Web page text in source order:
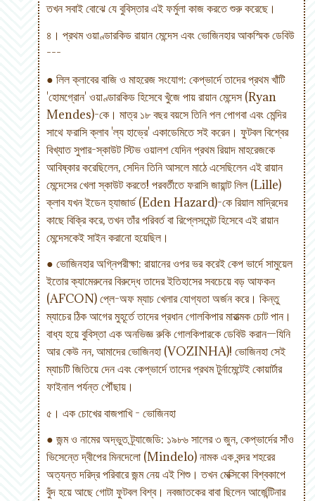
তখন সবাই বোঝে যে বুবিস্তার এই ফর্মুলা কাজ করতে শুরু করেছে।
৪। প্রথম ওয়াণ্ডারকিড রায়ান মেন্দেস এবং ভোজিনহার আকস্মিক ডেবিউ
---
● লিল ক্লাবের বাজি ও মাহরেজ সংযোগ: কেপ্ভার্দে তাদের প্রথম খাঁটি
'হোমগ্রোন' ওয়াণ্ডারকিড হিসেবে খুঁজে পায় রায়ান মেন্দেস (Ryan
Mendes)-কে। মাত্র ১৮ বছর বয়সে তিনি পল পোগবা এবং মেন্দির
সাথে ফরাসি ক্লাব 'ল্য হাভ্রে' একাডেমিতে সই করেন। ফুটবল বিশ্বের
বিখ্যাত সুপার-স্কাউট স্টিভ ওয়ালশ যেদিন প্রথম রিয়াদ মাহরেজকে
আবিষ্কার করেছিলেন, সেদিন তিনি আসলে মাঠে এসেছিলেন এই রায়ান
মেন্দেসের খেলা স্কাউট করতে! পরবর্তীতে ফরাসি জায়ান্ট লিল (Lille)
ক্লাব যখন ইডেন হ্যাজার্ড (Eden Hazard)-কে রিয়াল মাদ্রিদের
কাছে বিক্রি করে, তখন তাঁর পরিবর্ত বা রিপ্লেসমেন্ট হিসেবে এই রায়ান
মেন্দেসকেই সাইন করানো হয়েছিল।
● ভোজিনহার অগ্নিপরীক্ষা: রায়ানের ওপর ভর করেই কেপ ভার্দে সামুয়েল
ইতোর ক্যামেরুনের বিরুদ্ধে তাদের ইতিহাসের সবচেয়ে বড় আফকন
(AFCON) প্লে-অফ ম্যাচ খেলার যোগ্যতা অর্জন করে। কিন্তু
ম্যাচের ঠিক আগের মুহূর্তে তাদের প্রধান গোলকিপার মারাত্মক চোট পান।
বাধ্য হয়ে বুবিস্তা এক অনভিজ্ঞ রুকি গোলকিপারকে ডেবিউ করান—যিনি
আর কেউ নন, আমাদের ভোজিনহা (VOZINHA)! ভোজিনহা সেই
ম্যাচটি জিতিয়ে দেন এবং কেপ্ভার্দে তাদের প্রথম টুর্নামেন্টেই কোয়ার্টার
ফাইনাল পর্যন্ত পৌঁছায়।
৫। এক চোখের বাজপাখি - ভোজিনহা
● জন্ম ও নামের অদ্ভুত ট্র্যাজেডি: ১৯৮৬ সালের ৩ জুন, কেপ্ভার্দের সাঁও
ভিসেন্তে দ্বীপের মিনদেলো (Mindelo) নামক এক বন্দর শহরের
অত্যন্ত দরিদ্র পরিবারে জন্ম নেয় এই শিশু। তখন মেক্সিকো বিশ্বকাপে
বুঁদ হয়ে আছে গোটা ফুটবল বিশ্ব। নবজাতকের বাবা ছিলেন আর্জেন্টিনার